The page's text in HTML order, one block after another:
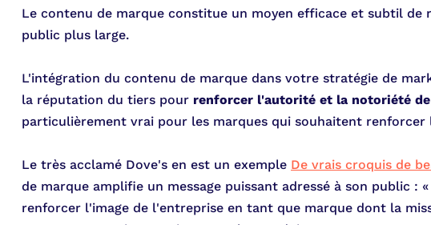
Le contenu de marque constitue un moyen efficace et subtil
public plus large.
L'intégration du contenu de marque dans votre stratégie de
la réputation du tiers pour renforcer l'autorité et la notoriété
particulièrement vrai pour les marques qui souhaitent
Le très acclamé Dove's en est un exemple De vrais croquis de
de marque amplifie un message puissant adressé à son public :
renforcer l'image de l'entreprise en tant que marque dont la